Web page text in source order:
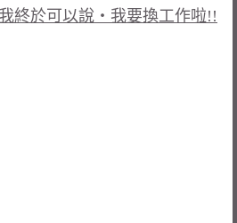
我終於可以說‧我要換工作啦!!